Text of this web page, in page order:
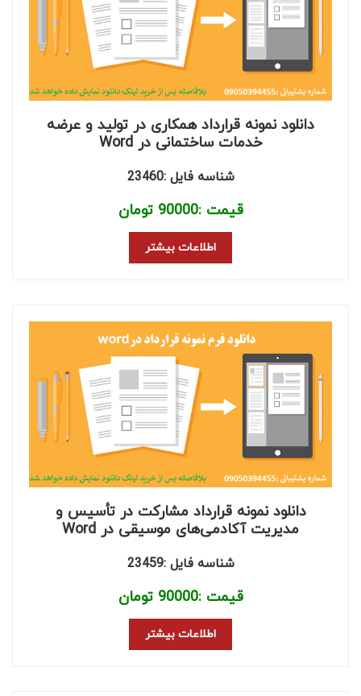
دانلود نمونه قرارداد همکاری در تولید و عرضه
خدمات ساختمانی در Word
شناسه فایل :23460
قیمت :90000 تومان
اطلاعات بیشتر
دانلود نمونه قرارداد مشارکت در تأسیس و
مدیریت آکادمی‌های موسیقی در Word
شناسه فایل :23459
قیمت :90000 تومان
اطلاعات بیشتر